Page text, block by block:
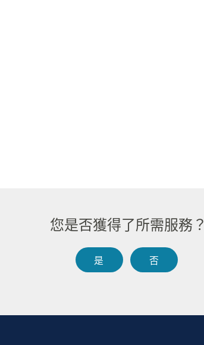
您是否獲得了所需服務？​​
是​​ 否​​